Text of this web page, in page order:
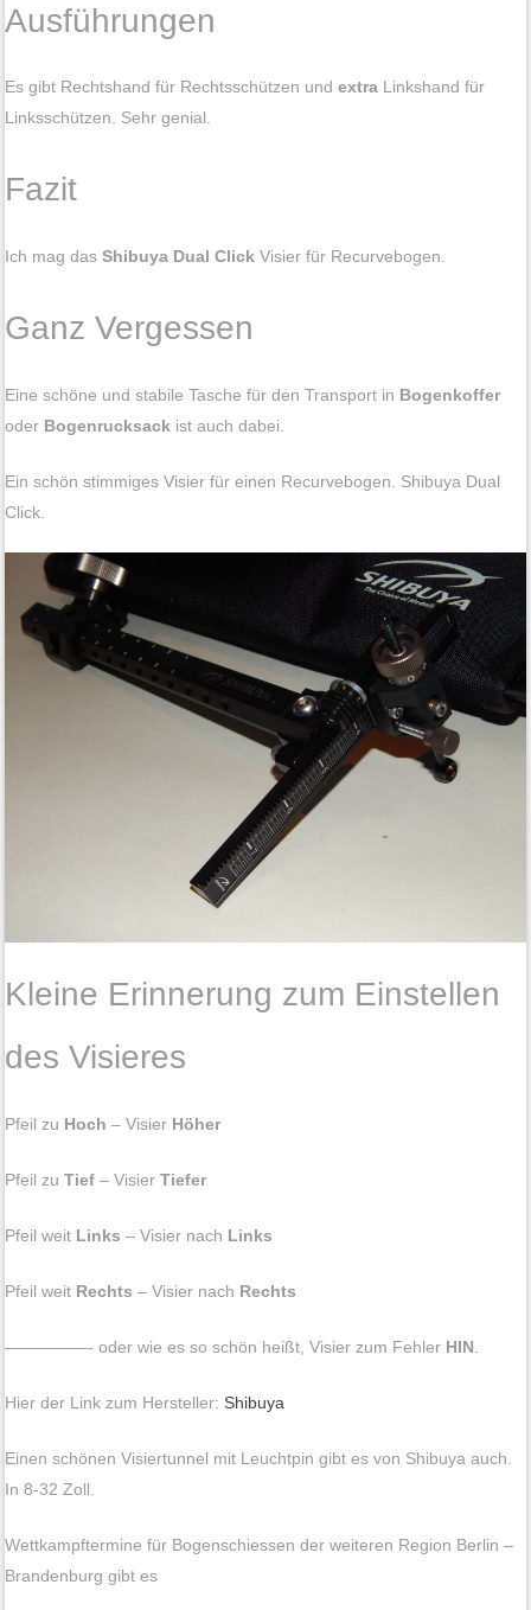
Ausführungen
Es gibt Rechtshand für Rechtsschützen undextra Linkshand für
Linksschützen. Sehr genial.
Fazit
Ich mag dasShibuya Dual Click Visier für Recurvebogen.
Ganz Vergessen
Eine schöne und stabile Tasche für den Transport in Bogenkoffer
oder Bogenrucksack ist auch dabei.
Ein schön stimmiges Visier für einen Recurvebogen. Shibuya Dual
Click.
Kleine Erinnerung zum Einstellen
des Visieres
Pfeil zu Hoch– Visier Höher
Pfeil zuTief– VisierTiefer
Pfeil weit Links– Visier nach Links
Pfeil weit Rechts– Visier nach Rechts
—————- oder wie es so schön heißt, Visier zum Fehler HIN
Hier der Link zum Hersteller: Shibuya
Einen schönen Visiertunnel mit Leuchtpin gibt es von Shibuya auch.
In 8-32 Zoll.
Wettkampftermine für Bogenschiessen der weiteren Region Berlin –
Brandenburg gibt es